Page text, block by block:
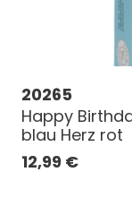
20265
Happy
blau Herz rot
12,99 €